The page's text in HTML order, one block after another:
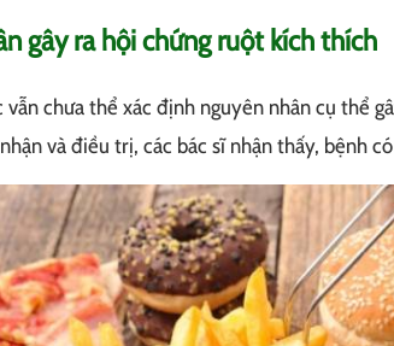
gây ra hội chứng ruột kích thích
vẫn chưa thể xác định nguyên nhân cụ thể
và điều trị, các bác sĩ nhận thấy, bệnh